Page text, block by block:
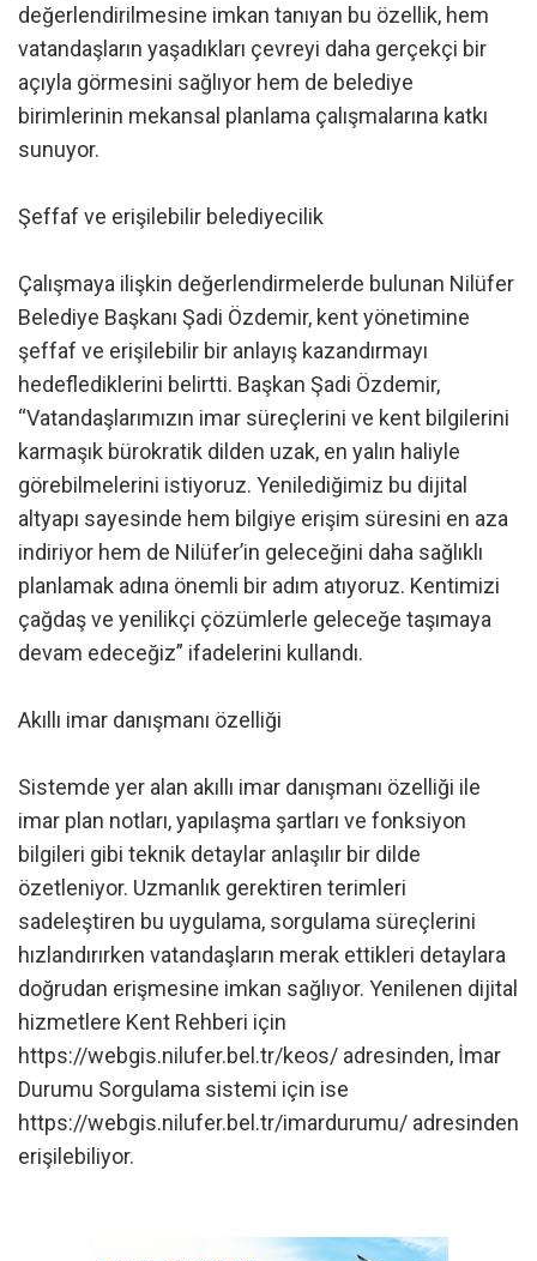
değerlendirilmesine imkan tanıyan bu özellik, hem
vatandaşların yaşadıkları çevreyi daha gerçekçi bir
açıyla görmesini sağlıyor hem de belediye
birimlerinin mekansal planlama çalışmalarına katkı
sunuyor.
Şeffaf ve erişilebilir belediyecilik
Çalışmaya ilişkin değerlendirmelerde bulunan Nilüfer
Belediye Başkanı Şadi Özdemir, kent yönetimine
şeffaf ve erişilebilir bir anlayış kazandırmayı
hedeflediklerini belirtti. Başkan Şadi Özdemir,
“Vatandaşlarımızın imar süreçlerini ve kent bilgilerini
karmaşık bürokratik dilden uzak, en yalın haliyle
görebilmelerini istiyoruz. Yenilediğimiz bu dijital
altyapı sayesinde hem bilgiye erişim süresini en aza
indiriyor hem de Nilüfer’in geleceğini daha sağlıklı
planlamak adına önemli bir adım atıyoruz. Kentimizi
çağdaş ve yenilikçi çözümlerle geleceğe taşımaya
devam edeceğiz” ifadelerini kullandı.
Akıllı imar danışmanı özelliği
Sistemde yer alan akıllı imar danışmanı özelliği ile
imar plan notları, yapılaşma şartları ve fonksiyon
bilgileri gibi teknik detaylar anlaşılır bir dilde
özetleniyor. Uzmanlık gerektiren terimleri
sadeleştiren bu uygulama, sorgulama süreçlerini
hızlandırırken vatandaşların merak ettikleri detaylara
doğrudan erişmesine imkan sağlıyor. Yenilenen dijital
hizmetlere Kent Rehberi için
https://webgis.nilufer.bel.tr/keos/ adresinden, İmar
Durumu Sorgulama sistemi için ise
https://webgis.nilufer.bel.tr/imardurumu/ adresinden
erişilebiliyor.